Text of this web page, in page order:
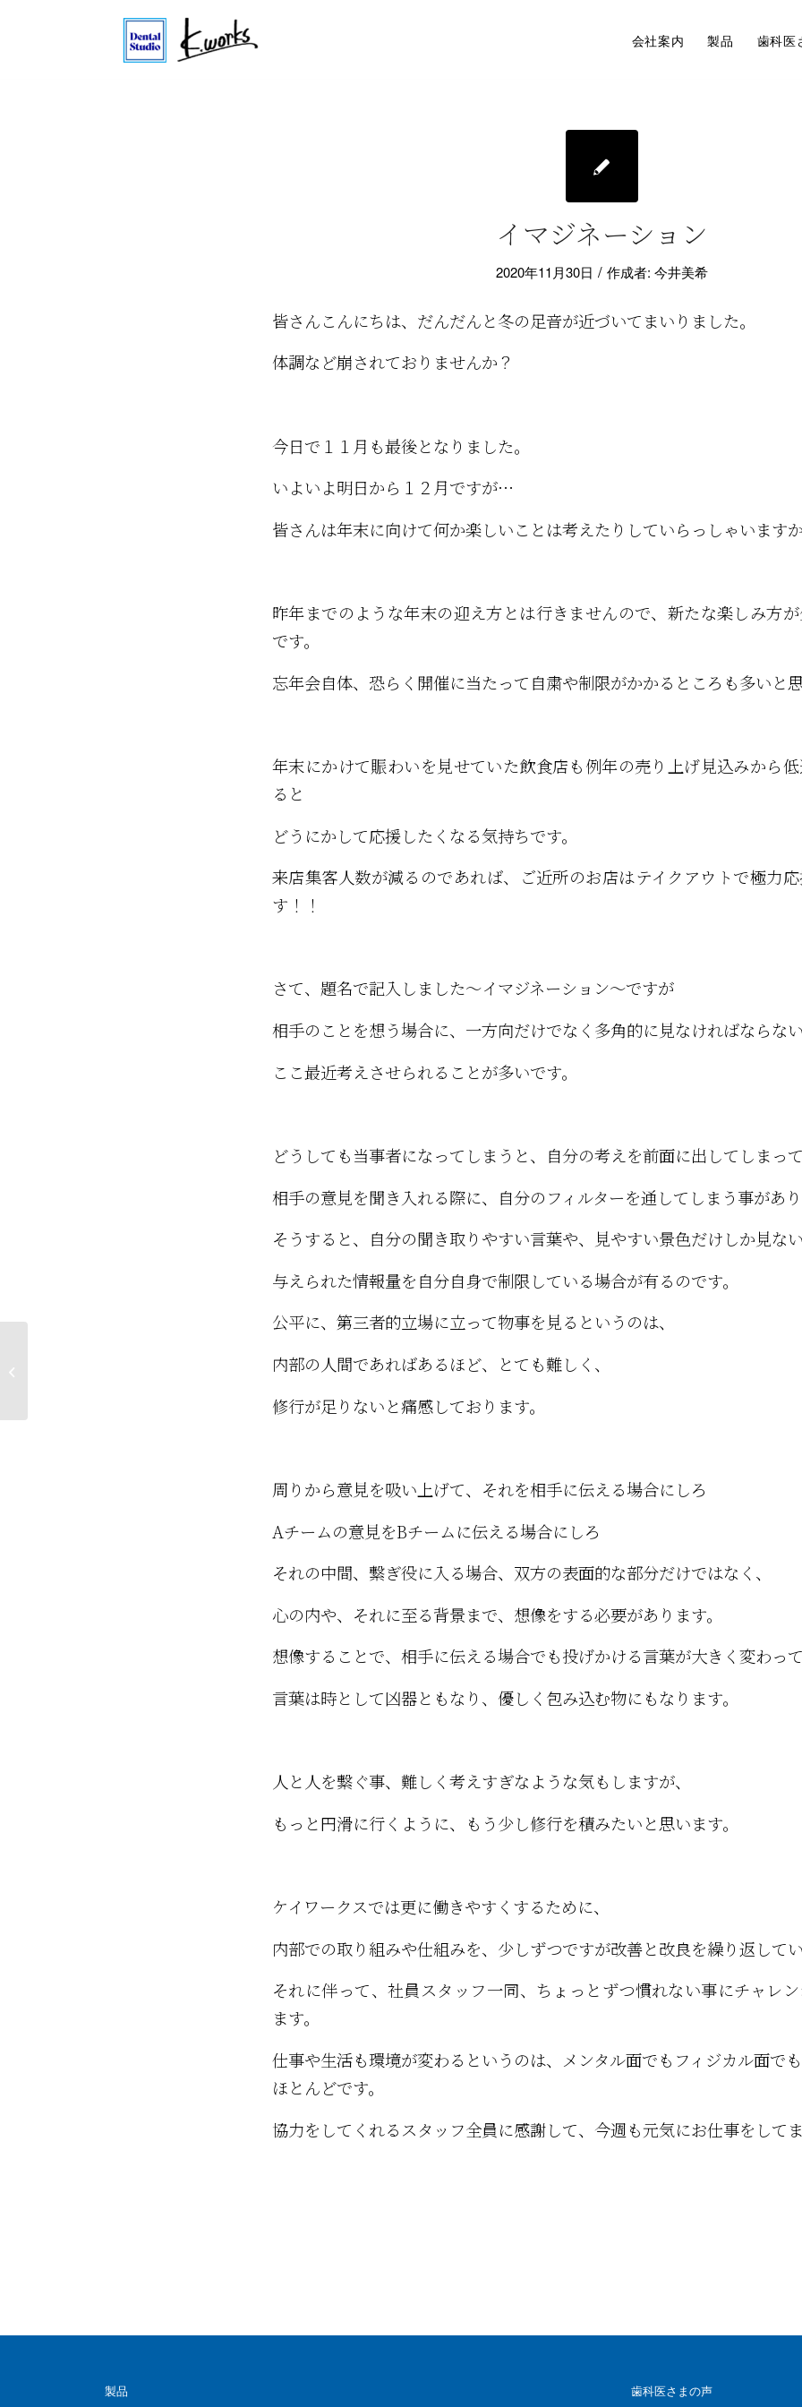
会社案内 製品 歯科医
イマジネーション
2020年11月30日 / 作成者: 今井美希
皆さんこんにちは、だんだんと冬の足音が近づいてまいりました。
体調など崩されておりませんか？
今日で１１月も最後となりました。
いよいよ明日から１２月ですが…
皆さんは年末に向けて何か楽しいことは考えたりしていらっしゃいます
昨年までのような年末の迎え方とは行きませんので、新たな楽しみ方
です。
忘年会自体、恐らく開催に当たって自粛や制限がかかるところも多いと思
年末にかけて賑わいを見せていた飲食店も例年の売り上げ見込みから
ると
どうにかして応援したくなる気持ちです。
来店集客人数が減るのであれば、ご近所のお店はテイクアウトで極力
す！！
さて、題名で記入しました〜イマジネーション〜ですが
相手のことを想う場合に、一方向だけでなく多角的に見なければならな
ここ最近考えさせられることが多いです。
どうしても当事者になってしまうと、自分の考えを前面に出してしまって
相手の意見を聞き入れる際に、自分のフィルターを通してしまう事があり
そうすると、自分の聞き取りやすい言葉や、見やすい景色だけしか見な
与えられた情報量を自分自身で制限している場合が有るのです。
公平に、第三者的立場に立って物事を見るというのは、
内部の人間であればあるほど、とても難しく、
修行が足りないと痛感しております。
周りから意見を吸い上げて、それを相手に伝える場合にしろ
Aチームの意見をBチームに伝える場合にしろ
それの中間、繋ぎ役に入る場合、双方の表面的な部分だけではなく、
心の内や、それに至る背景まで、想像をする必要があります。
想像することで、相手に伝える場合でも投げかける言葉が大きく変わって
言葉は時として凶器ともなり、優しく包み込む物にもなります。
人と人を繋ぐ事、難しく考えすぎなような気もしますが、
もっと円滑に行くように、もう少し修行を積みたいと思います。
ケイワークスでは更に働きやすくするために、
内部での取り組みや仕組みを、少しずつですが改善と改良を繰り返して
それに伴って、社員スタッフ一同、ちょっとずつ慣れない事にチャレ
ます。
仕事や生活も環境が変わるというのは、メンタル面でもフィジカル面で
ほとんどです。
協力をしてくれるスタッフ全員に感謝して、今週も元気にお仕事をして
製品 歯科医さまの声